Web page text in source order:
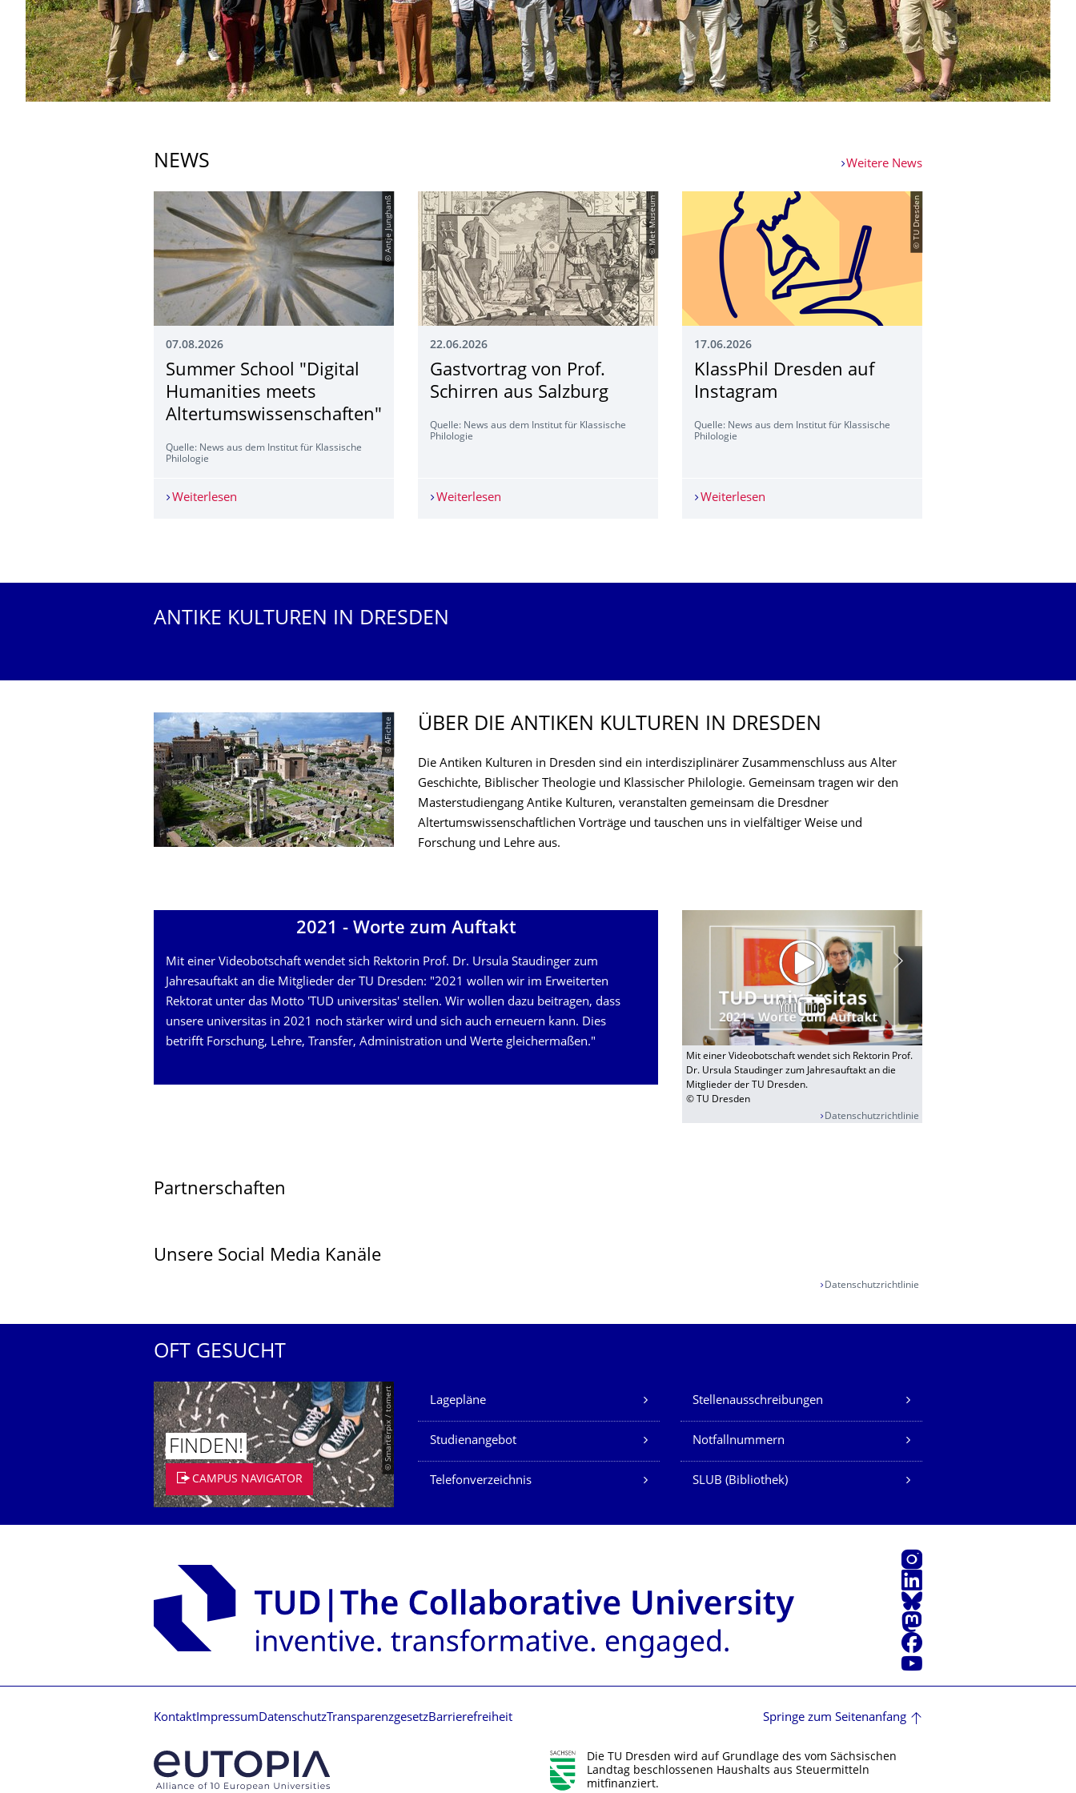
NEWS Weitere News
© Antje Junghanß
07.08.2026
Summer School "Digital
Humanities meets
Altertumswissen­schaften"
Quelle: News aus dem Institut für Klassische
Philologie
Weiterlesen Summer School "Digital Humanities meets Altertumswissenschaften"
© Met Museum
22.06.2026
Gastvortrag von Prof.
Schirren aus Salzburg
Quelle: News aus dem Institut für Klassische
Philologie
Weiterlesen Gastvortrag von Prof. Schirren aus Salzburg
© TU Dresden
17.06.2026
KlassPhil Dresden auf
Instagram
Quelle: News aus dem Institut für Klassische
Philologie
Weiterlesen
ANTIKE KULTUREN IN DRESDEN
© AFichte ÜBER DIE ANTIKEN KULTUREN IN DRESDEN
Die Antiken Kulturen in Dresden sind ein interdisziplinärer Zusammenschluss aus Alter
Geschichte, Biblischer Theologie und Klassischer Philologie. Gemeinsam tragen wir den
Masterstudiengang Antike Kulturen, veranstalten gemeinsam die Dresdner
Altertumswissenschaftlichen Vorträge und tauschen uns in vielfältiger Weise und
Forschung und Lehre aus.
2021 - Worte zum Auftakt
Mit einer Videobotschaft wendet sich Rektorin Prof. Dr. Ursula Staudinger zum
Jahresauftakt an die Mitglieder der TU Dresden: "2021 wollen wir im Erweiterten
Rektorat unter das Motto 'TUD universitas' stellen. Wir wollen dazu beitragen, dass
unsere universitas in 2021 noch stärker wird und sich auch erneuern kann. Dies
betrifft Forschung, Lehre, Transfer, Administration und Werte gleichermaßen."
Mit einer Videobotschaft wendet sich Rektorin Prof.
Dr. Ursula Staudinger zum Jahresauftakt an die
Mitglieder der TU Dresden.
© TU Dresden
Datenschutzrichtlinie
Partnerschaften
Unsere Social Media Kanäle
Datenschutzrichtlinie
OFT GESUCHT
© Smarterpix / tomert
FINDEN!
CAMPUS NAVIGATOR
Unsere Dienste
Lagepläne Stellenausschreibungen
Studienangebot Notfallnummern
Telefonverzeichnis SLUB (Bibliothek)
Instagram
LinkedIn
Bluesky
Mastodon
Facebook
Youtube
KontaktImpressumDatenschutz TransparenzgesetzBarrierefreiheit Springe zum Seitenanfang
Die TU Dresden wird auf Grundlage des vom Sächsischen
Landtag beschlossenen Haushalts aus Steuermitteln
mitfinanziert.